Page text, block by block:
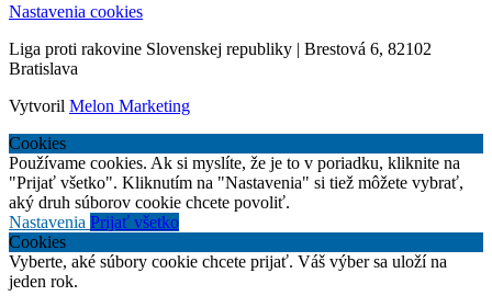
Nastavenia cookies
Liga proti rakovine Slovenskej republiky | Brestová 6, 82102
Bratislava
Vytvoril Melon Marketing
Cookies
Používame cookies. Ak si myslíte, že je to v poriadku, kliknite na
"Prijať všetko". Kliknutím na "Nastavenia" si tiež môžete vybrať,
aký druh súborov cookie chcete povoliť.
Nastavenia Prijať všetko
Cookies
Vyberte, aké súbory cookie chcete prijať. Váš výber sa uloží na
jeden rok.